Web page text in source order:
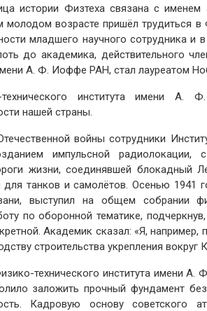
истории Физтеха связана с
молодом возрасте пришёл трудиться
младшего научного сотрудника и
до академика, действительного
А. Ф. Иоффе РАН, стал лауреатом
института имени
нашей страны.
войны сотрудники
импульсной радиолокации,
жизни, соединявшей блокадный
танков и самолётов. Осенью 1941
выступил на общем собрании
по оборонной тематике,
Академик сказал: «Я,
строительства укрепления вокруг
технического института имени
заложить прочный фундамент
Кадровую основу советского